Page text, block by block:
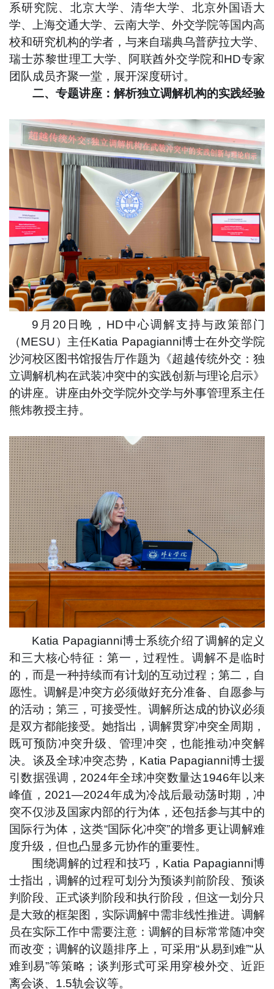
系研究院、北京大学、清华大学、北京外国语大
学、上海交通大学、云南大学、外交学院等国内高
校和研究机构的学者，与来自瑞典乌普萨拉大学、
瑞士苏黎世理工大学、阿联酋外交学院和HD专家
团队成员齐聚一堂，展开深度研讨。
二、专题讲座：解析独立调解机构的实践经验
9月20日晚，HD中心调解支持与政策部门
（MESU）主任Katia Papagianni博士在外交学院
沙河校区图书馆报告厅作题为《超越传统外交：独
立调解机构在武装冲突中的实践创新与理论启示》
的讲座。讲座由外交学院外交学与外事管理系主任
熊炜教授主持。
Katia Papagianni博士系统介绍了调解的定义
和三大核心特征：第一，过程性。调解不是临时
的，而是一种持续而有计划的互动过程；第二，自
愿性。调解是冲突方必须做好充分准备、自愿参与
的活动；第三，可接受性。调解所达成的协议必须
是双方都能接受。她指出，调解贯穿冲突全周期，
既可预防冲突升级、管理冲突，也能推动冲突解
决。谈及全球冲突态势，Katia Papagianni博士援
引数据强调，2024年全球冲突数量达1946年以来
峰值，2021—2024年成为冷战后最动荡时期，冲
突不仅涉及国家内部的行为体，还包括参与其中的
国际行为体，这类“国际化冲突”的增多更让调解难
度升级，但也凸显多元协作的重要性。
围绕调解的过程和技巧，Katia Papagianni博
士指出，调解的过程可划分为预谈判前阶段、预谈
判阶段、正式谈判阶段和执行阶段， 但这一划分只
是大致的框架图，实际调解中需非线性推进。调解
员在实际工作中需要注意：调解的目标常常随冲突
而改变；调解的议题排序上，可采用“从易到难”“从
难到易”等策略；谈判形式可采用穿梭外交、近距
离会谈、1.5轨会议等。